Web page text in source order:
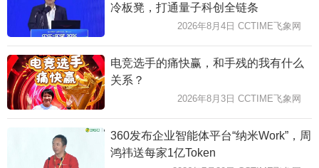
冷板凳，打通量子科创全链条
2026年8月4日 CCTIME飞象网
电竞选手的痛快赢，和手残的我有什么
关系？
2026年8月3日 CCTIME飞象网
360发布企业智能体平台“纳米Work”，周
鸿祎送每家1亿Token